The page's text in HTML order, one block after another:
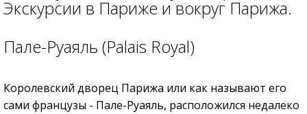
Экскурсии в Париже и вокруг Парижа.
Пале-Руаяль (Palais Royal)
Королевский дворец Парижа или как называют его
сами французы - Пале-Руаяль, расположился недалеко